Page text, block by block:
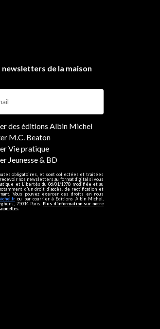
de la maison
des éditions Albin Michel
M.C. Beaton
Vie pratique
Jeunesse & BD
obligatoires, et sont collectées et traitées
nos newsletters au format digital si vous
et Libertés du 06/01/1978 modifiée et au
d'un droit d'accès, de rectification et
Vous pouvez exercer ces droits en nous
ou par courrier à Editions Albin Michel,
75014 Paris. Plus d’information sur notre